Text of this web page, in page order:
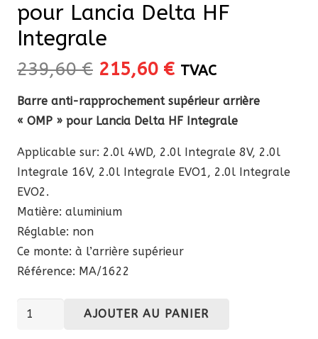
pour Lancia Delta HF
Integrale
239,60€ Le
initial
était :
239,60 €.
215,60 €Le
actuel
est :
215,60 €.
TVAC
Barre anti-rapprochement supérieur arrière
« OMP » pour Lancia Delta HF Integrale
Applicable sur: 2.0l 4WD, 2.0l Integrale 8V, 2.0l
Integrale 16V, 2.0l Integrale EVO1, 2.0l Integrale
EVO2.
Matière: aluminium
Réglable: non
Ce monte: à l’arrière supérieur
Référence: MA/1622
quantité
AJOUTER AU PANIER